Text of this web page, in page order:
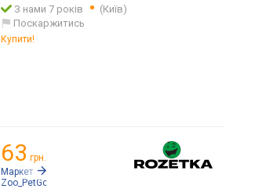
З нами 7 років
(Київ)
Поскаржитись
Купити!
63 грн.
Маркетплейс:
Zoo_PetGo